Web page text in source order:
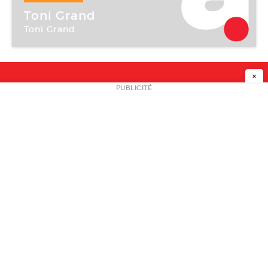
04 Juil -22 Oct 2007
Toni Grand
Toni Grand
NEWSLETTER
×
PUBLICITÉ